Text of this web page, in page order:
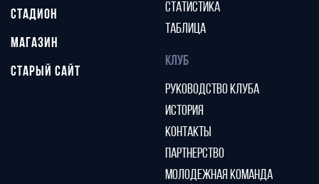
СТАДИОН
МАГАЗИН
СТАРЫЙ САЙТ
СТАТИСТИКА
ТАБЛИЦА
КЛУБ
РУКОВОДСТВО КЛУБА
ИСТОРИЯ
КОНТАКТЫ
ПАРТНЕРСТВО
МОЛОДЕЖНАЯ КОМАНДА